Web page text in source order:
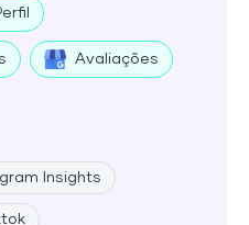
Avaliações
Insights